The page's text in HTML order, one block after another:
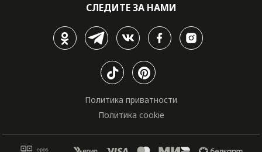
СЛЕДИТЕ ЗА НАМИ
Политика приватности
Политика cookie